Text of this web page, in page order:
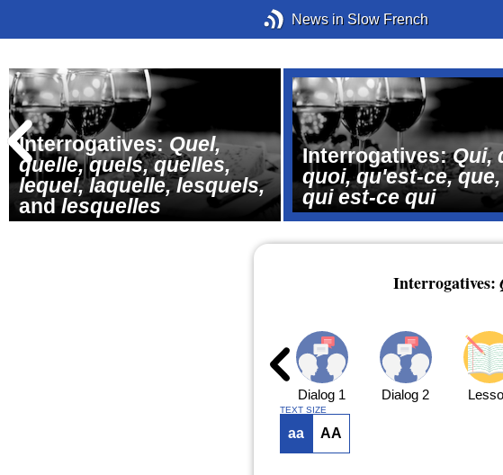
News in Slow French
Interrogatives:Quel,
quelle, quels, quelles,
lequel, laquelle, lesquels,
andlesquelles
Interrogatives:Qui,
quoi, qu'est-ce, que,
qui est-ce qui
Interrogatives:
Dialog 1 Dialog 2
TEXT SIZE
aa AA